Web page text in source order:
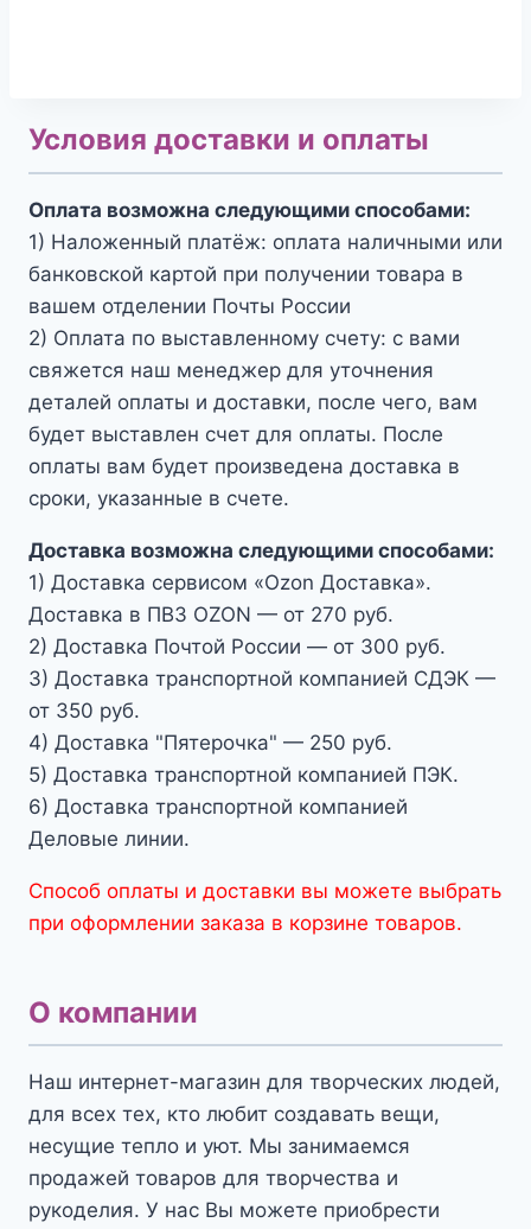
Условия доставки и оплаты
Оплата возможна следующими способами:
1) Наложенный платёж: оплата наличными или
банковской картой при получении товара в
вашем отделении Почты России
2) Оплата по выставленному счету: с вами
свяжется наш менеджер для уточнения
деталей оплаты и доставки, после чего, вам
будет выставлен счет для оплаты. После
оплаты вам будет произведена доставка в
сроки, указанные в счете.
Доставка возможна следующими способами:
1) Доставка сервисом «Ozon Доставка».
Доставка в ПВЗ OZON — от 270 руб.
2) Доставка Почтой России — от 300 руб.
3) Доставка транспортной компанией СДЭК —
от 350 руб.
4) Доставка "Пятерочка" — 250 руб.
5) Доставка транспортной компанией ПЭК.
6) Доставка транспортной компанией
Деловые линии.
Способ оплаты и доставки вы можете выбрать
при оформлении заказа в корзине товаров.
О компании
Наш интернет-магазин для творческих людей,
для всех тех, кто любит создавать вещи,
несущие тепло и уют. Мы занимаемся
продажей товаров для творчества и
рукоделия. У нас Вы можете приобрести